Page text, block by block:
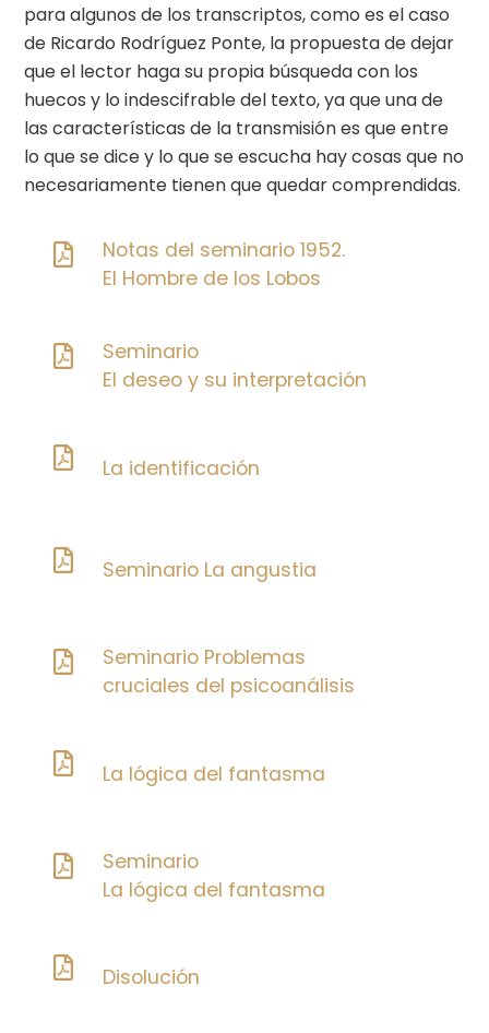
para algunos de los transcriptos, como es el caso
de Ricardo Rodríguez Ponte, la propuesta de dejar
que el lector haga su propia búsqueda con los
huecos y lo indescifrable del texto, ya que una de
las características de la transmisión es que entre
lo que se dice y lo que se escucha hay cosas que no
necesariamente tienen que quedar comprendidas.
Notas del seminario 1952.
El Hombre de los Lobos
Seminario
El deseo y su interpretación
La identificación
Seminario La angustia
Seminario Problemas
cruciales del psicoanálisis
La lógica del fantasma
Seminario
La lógica del fantasma
Disolución